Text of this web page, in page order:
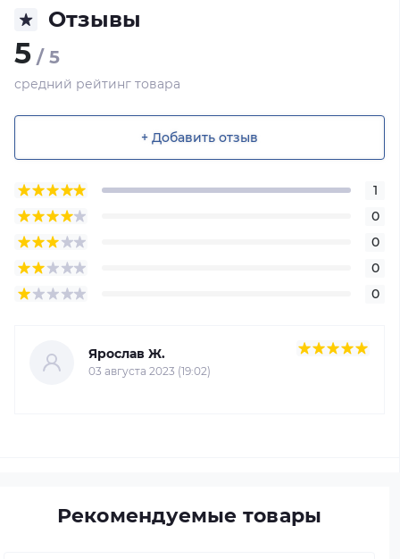
Отзывы
5 / 5
средний рейтинг товара
+ Добавить отзыв
1
0
0
0
0
Ярослав Ж.
03 августа 2023 (19:02)
Рекомендуемые товары